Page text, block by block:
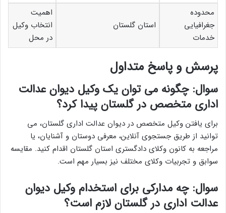
محدوده
جغرافیایی
خدمات
استان گلستان
اهمیت
انتخاب وکیل
در محل
پرسش و پاسخ متداول
سوال: چگونه می توان یک وکیل دیوان عدالت
اداری متخصص در گلستان پیدا کرد؟
برای یافتن وکیل متخصص در دیوان عدالت اداری گلستان، می
توانید از طریق جستجوی آنلاین، معرفی دوستان و آشنایان، یا
مراجعه به کانون وکلای دادگستری استان گلستان اقدام کنید. مقایسه
سوابق و تجربیات وکلای مختلف نیز بسیار مهم است.
سوال: چه مدارکی برای استخدام وکیل دیوان
عدالت اداری در گلستان لازم است؟